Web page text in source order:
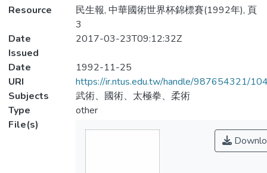
Resource
民生報, 中華國術世界杯錦標賽(1992年), 頁
3
Date
Issued
2017-03-23T09:12:32Z
Date
1992-11-25
URI
https://ir.ntus.edu.tw/handle/987654321/
Subjects
武術、國術、太極拳、柔術
Type
other
File(s)